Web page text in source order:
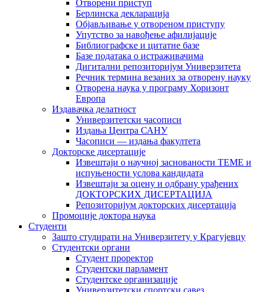
Отворени приступ
Берлинска декларација
Објављивање у отвореном приступу
Упутство за навођење афилијације
Библиографске и цитатне базе
Базе података о истраживачима
Дигитални репозиторијум Универзитета
Рeчник термина везаних за отворену науку
Отворена наука у програму Хоризонт
Европа
Издавачка делатност
Универзитетски часописи
Издања Центра САНУ
Часописи — издања факултета
Докторске дисертације
Извештаји о научној заснованости ТЕМЕ и
испуњености услова кандидата
Извештаји за оцену и одбрану урађених
ДОКТОРСКИХ ДИСЕРТАЦИЈА
Репозиторијум докторских дисертација
Промоције доктора наука
Студенти
Зашто студирати на Универзитету у Крагујевцу
Студентски органи
Студент проректор
Студентски парламент
Студентске организације
Универзитетски спортски савез